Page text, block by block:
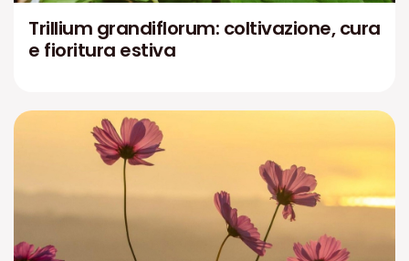
Trillium grandiflorum: coltivazione, cura
e fioritura estiva